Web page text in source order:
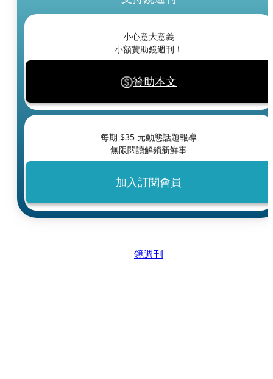
小心意大意義
小額贊助鏡週刊！
贊助本文
每期 $35 元動態話題報導
無限閱讀解鎖新鮮事
加入訂閱會員
鏡週刊